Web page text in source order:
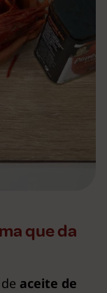
que da
aceite de